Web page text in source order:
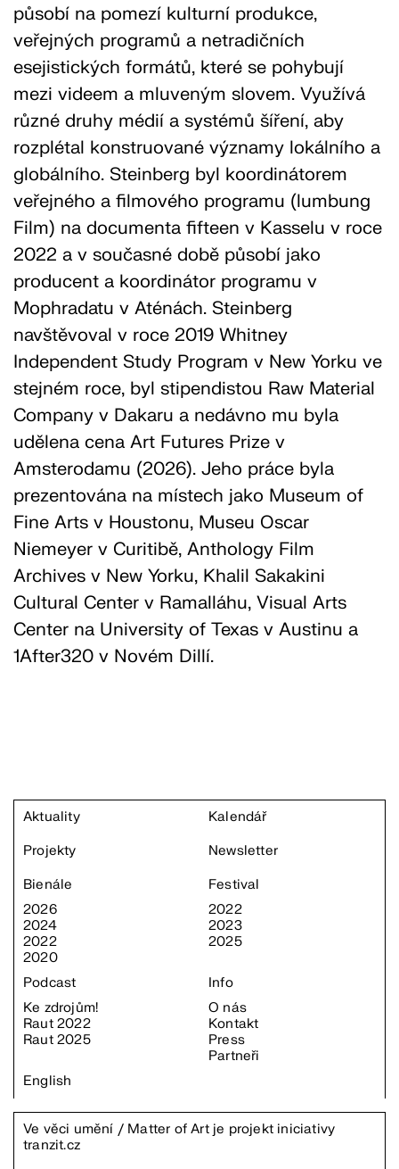
působí na pomezí kulturní produkce,
veřejných programů a netradičních
esejistických formátů, které se pohybují
mezi videem a mluveným slovem. Využívá
různé druhy médií a systémů šíření, aby
rozplétal konstruované významy lokálního a
globálního. Steinberg byl koordinátorem
veřejného a filmového programu (lumbung
Film) na documenta fifteen v Kasselu v roce
2022 a v současné době působí jako
producent a koordinátor programu v
Mophradatu v Aténách. Steinberg
navštěvoval v roce 2019 Whitney
Independent Study Program v New Yorku ve
stejném roce, byl stipendistou Raw Material
Company v Dakaru a nedávno mu byla
udělena cena Art Futures Prize v
Amsterodamu (2026). Jeho práce byla
prezentována na místech jako Museum of
Fine Arts v Houstonu, Museu Oscar
Niemeyer v Curitibě, Anthology Film
Archives v New Yorku, Khalil Sakakini
Cultural Center v Ramalláhu, Visual Arts
Center na University of Texas v Austinu a
1After320 v Novém Dillí.
Aktuality
Kalendář
Projekty
Newsletter
Bienále
2026
2024
2022
2020
Festival
2022
2023
2025
Podcast
Ke zdrojům!
Raut 2022
Raut 2025
Info
O nás
Kontakt
Press
Partneři
English
Ve věci umění / Matter of Art je projekt iniciativy
tranzit.cz